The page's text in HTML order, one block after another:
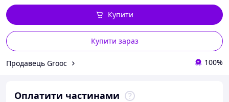
Купити зараз
Купити
Продавець Grooc 100%
Оплатити частинами